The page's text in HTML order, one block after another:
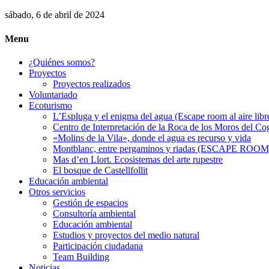
sábado, 6 de abril de 2024
Menu
¿Quiénes somos?
Proyectos
Proyectos realizados
Voluntariado
Ecoturismo
L’Espluga y el enigma del agua (Escape room al aire
Centro de Interpretación de la Roca de los Moros del
«Molins de la Vila», donde el agua es recurso y vida
Montblanc, entre pergaminos y riadas (ESCAPE
Mas d’en Llort. Ecosistemas del arte rupestre
El bosque de Castellfollit
Educación ambiental
Otros servicios
Gestión de espacios
Consultoría ambiental
Educación ambiental
Estudios y proyectos del medio natural
Participación ciudadana
Team Building